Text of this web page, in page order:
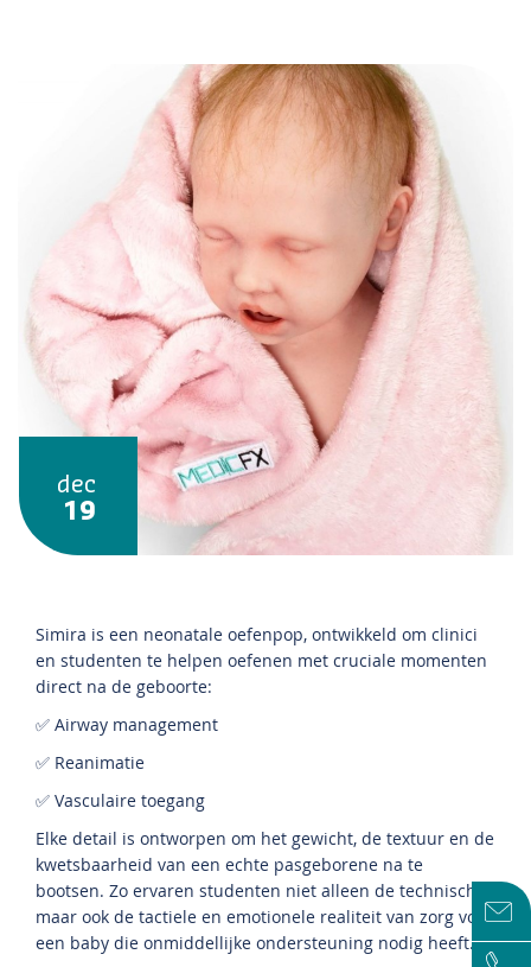
dec
19
Simira is een neonatale oefenpop, ontwikkeld om clinici
en studenten te helpen oefenen met cruciale momenten
direct na de geboorte:
✅ Airway management
✅ Reanimatie
✅ Vasculaire toegang
Elke detail is ontworpen om het gewicht, de textuur en de
kwetsbaarheid van een echte pasgeborene na te
bootsen. Zo ervaren studenten niet alleen de technische,
maar ook de tactiele en emotionele realiteit van zorg voor
een baby die onmiddellijke ondersteuning nodig heeft.